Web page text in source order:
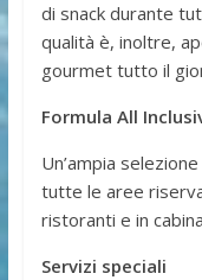
di snack durante
qualità è, inoltre,
gourmet tutto il
Formula All
Un’ampia
tutte le aree
ristoranti e in
Servizi speciali